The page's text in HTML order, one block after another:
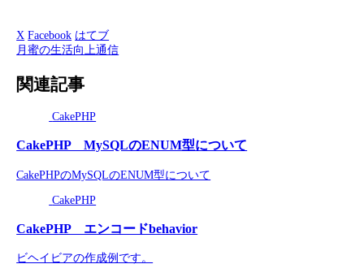
X Facebook はてブ
月蜜の生活向上通信
関連記事
CakePHP
CakePHP MySQLのENUM型について
CakePHPのMySQLのENUM型について
CakePHP
CakePHP エンコードbehavior
ビヘイビアの作成例です。